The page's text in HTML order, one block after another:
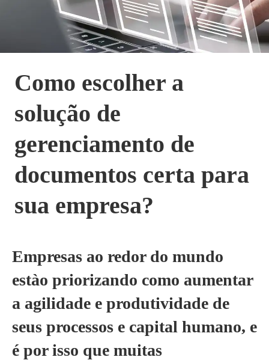
Como escolher a
solução de
gerenciamento de
documentos certa para
sua empresa?
Empresas ao redor do mundo
estào priorizando como aumentar
a agilidade e produtividade de
seus processos e capital humano, e
é por isso que muitas